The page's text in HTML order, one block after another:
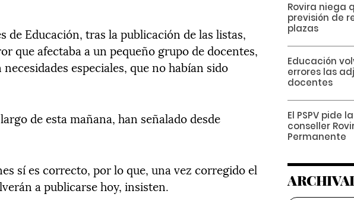
de Educación, tras la publicación de las listas,
que afectaba a un pequeño grupo de docentes,
especiales, que no habían sido
de esta mañana, han señalado desde
sí es correcto, por lo que, una vez corregido el
a publicarse hoy, insisten.
Rovira niega
previsión de
plazas
Educación
errores las
docentes
El PSPV pide
conseller
Permanente